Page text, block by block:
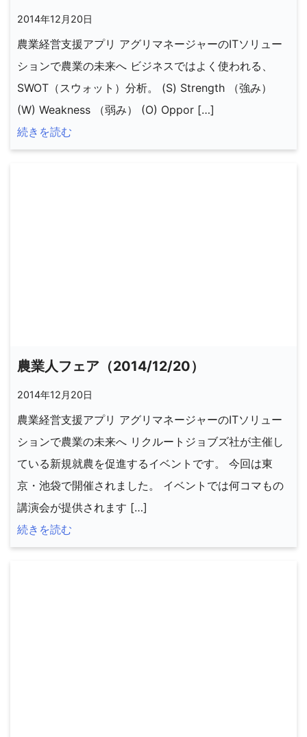
2014年12月20日
農業経営支援アプリ アグリマネージャーのITソリュー
ションで農業の未来へ ビジネスではよく使われる、
SWOT（スウォット）分析。 (S) Strength （強み）
(W) Weakness （弱み） (O) Oppor […]
続きを読む
農業人フェア（2014/12/20）
2014年12月20日
農業経営支援アプリ アグリマネージャーのITソリュー
ションで農業の未来へ リクルートジョブズ社が主催し
ている新規就農を促進するイベントです。 今回は東
京・池袋で開催されました。 イベントでは何コマもの
講演会が提供されます […]
続きを読む